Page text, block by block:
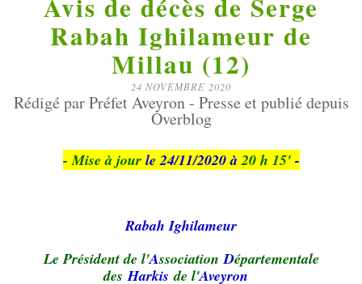
Rabah Ighilameur de
Millau (12)
24 NOVEMBRE 2020
Rédigé par Préfet Aveyron - Presse et publié depuis
Overblog
- Mise à jour le 24/11/2020 à20 h 15'-
Rabah Ighilameur
Le Président de l'Association Départementale
des Harkis de l'Aveyron